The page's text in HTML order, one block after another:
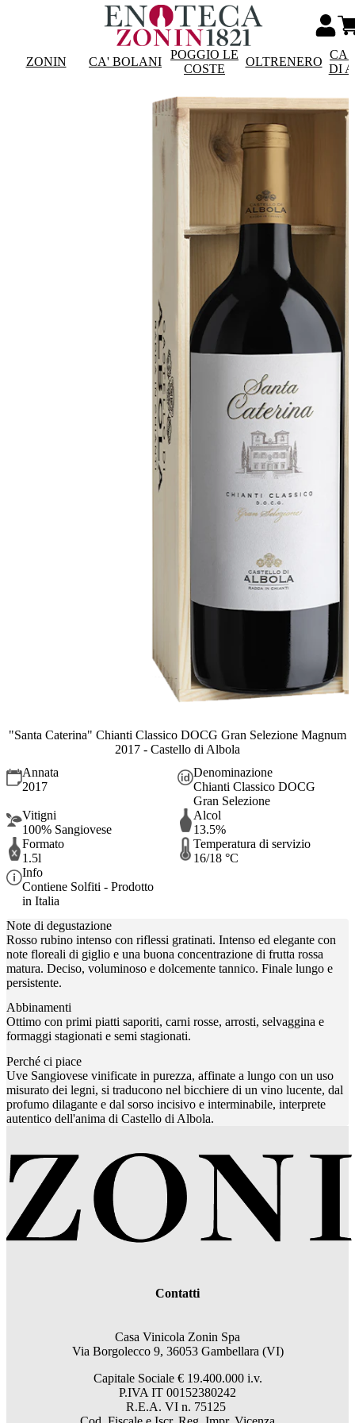
ZONIN CA' BOLANI
POGGIO LE
COSTE
OLTRENERO
DI
"Santa Caterina" Chianti Classico DOCG Gran Selezione Magnum
2017 - Castello di Albola
Annata
2017
Denominazione
Chianti Classico DOCG
Gran Selezione
Vitigni
100% Sangiovese
Alcol
13.5%
Formato
1.5l
Temperatura di servizio
16/18 °C
Info
Contiene Solfiti - Prodotto
in Italia
Note di degustazione
Rosso rubino intenso con riflessi gratinati. Intenso ed elegante con
note floreali di giglio e una buona concentrazione di frutta rossa
matura. Deciso, voluminoso e dolcemente tannico. Finale lungo e
persistente.
Abbinamenti
Ottimo con primi piatti saporiti, carni rosse, arrosti, selvaggina e
formaggi stagionati e semi stagionati.
Perché ci piace
Uve Sangiovese vinificate in purezza, affinate a lungo con un uso
misurato dei legni, si traducono nel bicchiere di un vino lucente, dal
profumo dilagante e dal sorso incisivo e interminabile, interprete
autentico dell'anima di Castello di Albola.
Contatti
Casa Vinicola Zonin Spa
Via Borgolecco 9, 36053 Gambellara (VI)
Capitale Sociale € 19.400.000 i.v.
P.IVA IT 00152380242
R.E.A. VI n. 75125